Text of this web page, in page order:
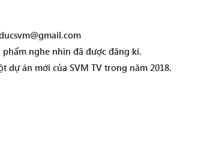
nghe nhìn đã được đăng kí.
dự án mới của SVM TV trong năm 2018.